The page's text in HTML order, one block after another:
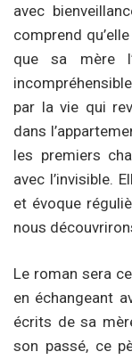
avec
comprend
que sa mère
par la vie qui
dans
les premiers
avec l’invisible.
et évoque
nous
Le roman sera
en échangeant
écrits de sa
son passé, ce